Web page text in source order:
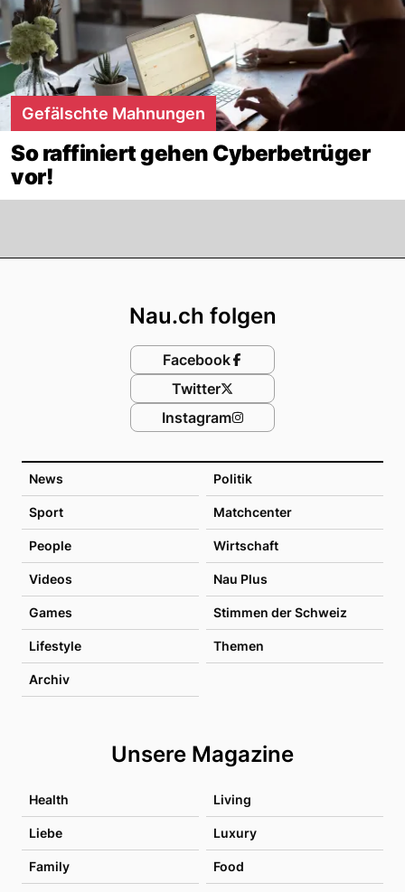
Gefälschte Mahnungen
So raffiniert gehen Cyberbetrüger
vor!
News Politik
Sport Matchcenter
People Wirtschaft
Videos Nau Plus
Games Stimmen der Schweiz
Lifestyle Themen
Archiv
Unsere Magazine
Health Living
Liebe Luxury
Family Food
Nau.ch folgen
Facebook
Twitter
Instagram